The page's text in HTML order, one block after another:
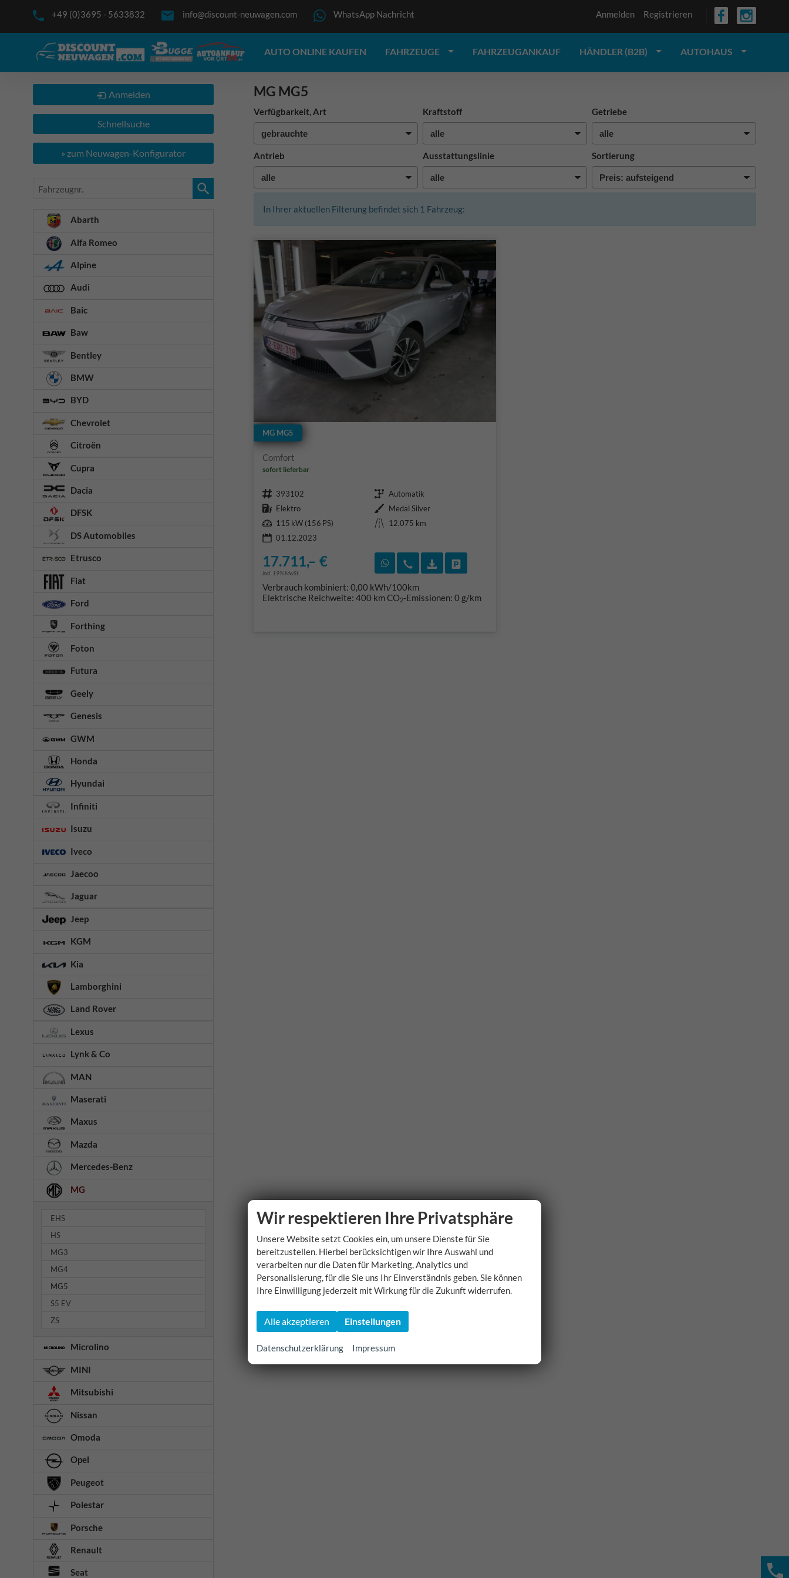
+49 (0)3695 - 5633832 info@discount-neuwagen.com WhatsApp Nachricht Anmelden Registrieren
AUTO ONLINE KAUFEN FAHRZEUGE FAHRZEUGANKAUF HÄNDLER (B2B) AUTOHAUS
MG MG5
Verfügbarkeit, Art Kraftstoff Getriebe
Antrieb Ausstattungslinie Sortierung
In Ihrer aktuellen Filterung befindet sich 1 Fahrzeug:
MG MG5
Comfort
sofort lieferbar
Fahrzeugnr. 393102 Getriebe Automatik
Kraftstoff Elektro Außenfarbe Medal Silver
Leistung 115 kW (156 PS) Kilometerstand
12.075 km
01.12.2023
17.711,– €
incl. 19% MwSt.
Rückruf vereinbaren
Wir rufen Sie an
Fahrzeugexposé (PDF)
Verbrauch kombiniert: 0,00 kWh/100km
Elektrische Reichweite: 400 kmCO2-Emissionen: 0 g/km
Anmelden
Schnellsuche
» zum Neuwagen-Konfigurator
Fahrzeugnr.
Abarth
Alfa Romeo
Alpine
Audi
Baic
Baw
Bentley
BMW
BYD
Chevrolet
Citroën
Cupra
Dacia
DFSK
DS Automobiles
Etrusco
Fiat
Ford
Forthing
Foton
Futura
Geely
Genesis
GWM
Honda
Hyundai
Infiniti
Isuzu
Iveco
Jaecoo
Jaguar
Jeep
KGM
Kia
Lamborghini
Land Rover
Lexus
Lynk & Co
MAN
Maserati
Maxus
Mazda
Mercedes-Benz
MG
EHS
HS
MG3
MG4
MG5
S5 EV
ZS
Microlino
MINI
Mitsubishi
Nissan
Omoda
Opel
Peugeot
Polestar
Porsche
Renault
Seat
Wir respektieren Ihre Privatsphäre
Unsere Website setzt Cookies ein, um unsere Dienste für Sie
bereitzustellen. Hierbei berücksichtigen wir Ihre Auswahl und
verarbeiten nur die Daten für Marketing, Analytics und
Personalisierung, für die Sie uns Ihr Einverständnis geben. Sie können
Ihre Einwilligung jederzeit mit Wirkung für die Zukunft widerrufen.
Alle akzeptieren Einstellungen
Datenschutzerklärung Impressum